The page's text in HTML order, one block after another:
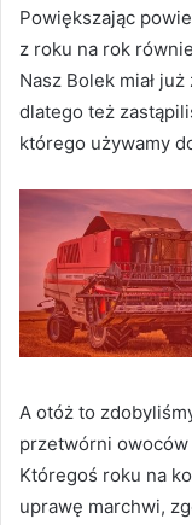
Powiększając
z roku na rok
Nasz Bolek miał
dlatego też
którego używamy
A otóż to
przetwórni
Któregoś roku na
uprawę marchwi,